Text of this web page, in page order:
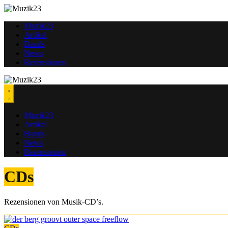
Zum
springenMuzik23
Artikel
Bands
News
Rezensionen
Muzik23
Artikel
Bands
News
Rezensionen
CDs
Rezensionen von Musik-CD’s.